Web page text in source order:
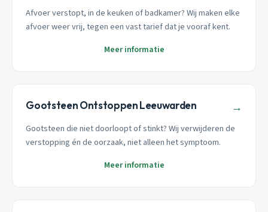
Afvoer verstopt, in de keuken of badkamer? Wij maken elke
afvoer weer vrij, tegen een vast tarief dat je vooraf kent.
Meer informatie
Gootsteen Ontstoppen Leeuwarden →
Gootsteen die niet doorloopt of stinkt? Wij verwijderen de
verstopping én de oorzaak, niet alleen het symptoom.
Meer informatie